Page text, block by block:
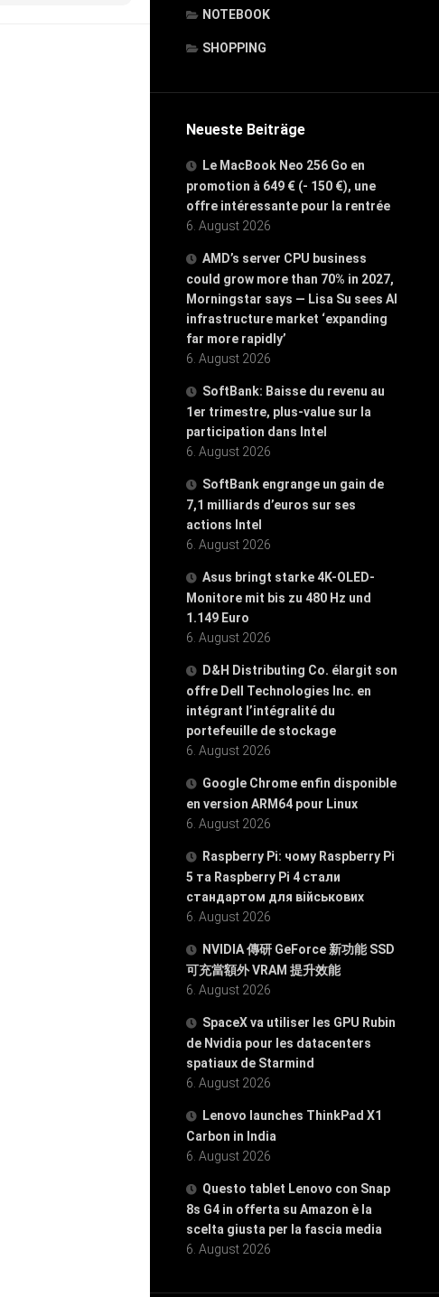
NOTEBOOK
SHOPPING
Neueste Beiträge
Le MacBook Neo 256 Go en
promotion à 649 € (- 150 €), une
offre intéressante pour la rentrée
6. August 2026
AMD’s server CPU business
could grow more than 70% in 2027,
Morningstar says — Lisa Su sees AI
infrastructure market ‘expanding
far more rapidly’
6. August 2026
SoftBank: Baisse du revenu au
1er trimestre, plus-value sur la
participation dans Intel
6. August 2026
SoftBank engrange un gain de
7,1 milliards d’euros sur ses
actions Intel
6. August 2026
Asus bringt starke 4K-OLED-
Monitore mit bis zu 480 Hz und
1.149 Euro
6. August 2026
D&H Distributing Co. élargit son
offre Dell Technologies Inc. en
intégrant l’intégralité du
portefeuille de stockage
6. August 2026
Google Chrome enfin disponible
en version ARM64 pour Linux
6. August 2026
Raspberry Pi: чому Raspberry Pi
5 та Raspberry Pi 4 стали
стандартом для військових
6. August 2026
NVIDIA 傳研 GeForce 新功能 SSD
可充當額外 VRAM 提升效能
6. August 2026
SpaceX va utiliser les GPU Rubin
de Nvidia pour les datacenters
spatiaux de Starmind
6. August 2026
Lenovo launches ThinkPad X1
Carbon in India
6. August 2026
Questo tablet Lenovo con Snap
8s G4 in offerta su Amazon è la
scelta giusta per la fascia media
6. August 2026